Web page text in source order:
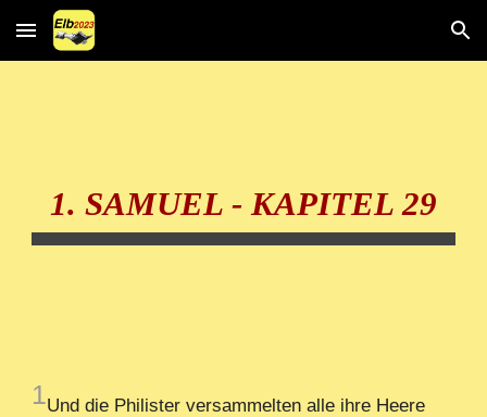
Skip to main content Skip to navigation
1. SAMUEL - KAPITEL 29
1Und die Philister versammelten alle ihre Heere